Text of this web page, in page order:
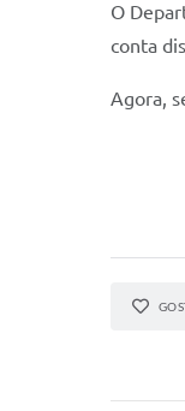
O
conta
Agora,